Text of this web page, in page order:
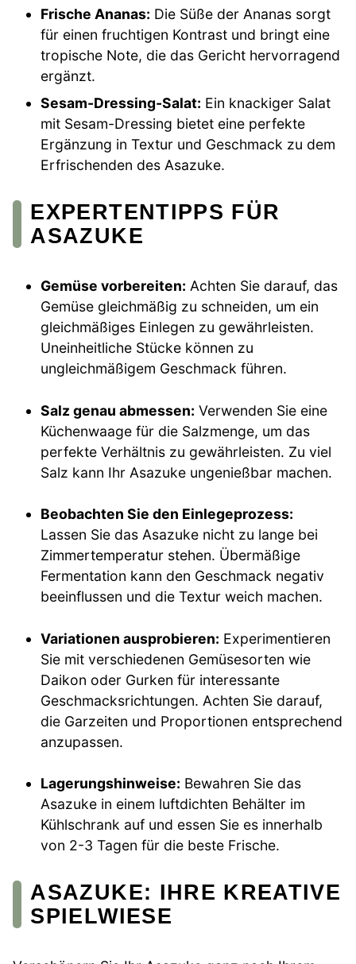
Frische Ananas: Die Süße der Ananas sorgt
für einen fruchtigen Kontrast und bringt eine
tropische Note, die das Gericht hervorragend
ergänzt.
Sesam-Dressing-Salat: Ein knackiger Salat
mit Sesam-Dressing bietet eine perfekte
Ergänzung in Textur und Geschmack zu dem
Erfrischenden des Asazuke.
EXPERTENTIPPS FÜR
ASAZUKE
Gemüse vorbereiten: Achten Sie darauf, das
Gemüse gleichmäßig zu schneiden, um ein
gleichmäßiges Einlegen zu gewährleisten.
Uneinheitliche Stücke können zu
ungleichmäßigem Geschmack führen.
Salz genau abmessen: Verwenden Sie eine
Küchenwaage für die Salzmenge, um das
perfekte Verhältnis zu gewährleisten. Zu viel
Salz kann Ihr Asazuke ungenießbar machen.
Beobachten Sie den Einlegeprozess:
Lassen Sie das Asazuke nicht zu lange bei
Zimmertemperatur stehen. Übermäßige
Fermentation kann den Geschmack negativ
beeinflussen und die Textur weich machen.
Variationen ausprobieren: Experimentieren
Sie mit verschiedenen Gemüsesorten wie
Daikon oder Gurken für interessante
Geschmacksrichtungen. Achten Sie darauf,
die Garzeiten und Proportionen entsprechend
anzupassen.
Lagerungshinweise: Bewahren Sie das
Asazuke in einem luftdichten Behälter im
Kühlschrank auf und essen Sie es innerhalb
von 2-3 Tagen für die beste Frische.
ASAZUKE: IHRE KREATIVE
SPIELWIESE